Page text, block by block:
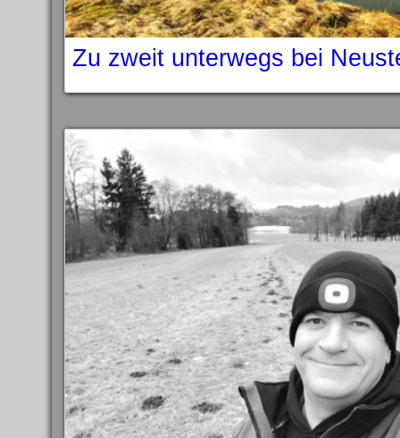
Zu zweit unterwegs bei